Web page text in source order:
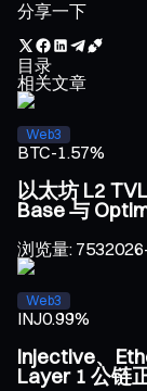
分享一下
目录
相关文章
Web3
BTC-1.57%
以太坊 L2
Base 与
浏览量: 753
Web3
INJ0.99%
Injective、
Layer 1 公链